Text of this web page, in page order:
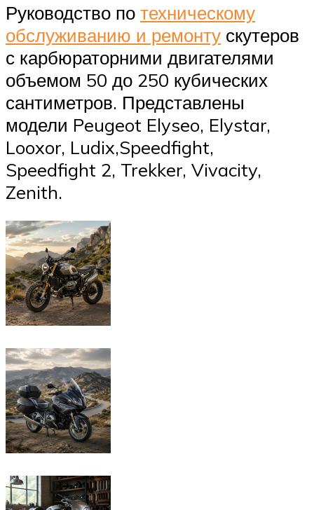
Руководство по техническому
обслуживанию и ремонту скутеров
с карбюраторними двигателями
объемом 50 до 250 кубических
сантиметров. Представлены
модели Peugeot Elyseo, Elystar,
Looxor, Ludix,Speedfight,
Speedfight 2, Trekker, Vivacity,
Zenith.